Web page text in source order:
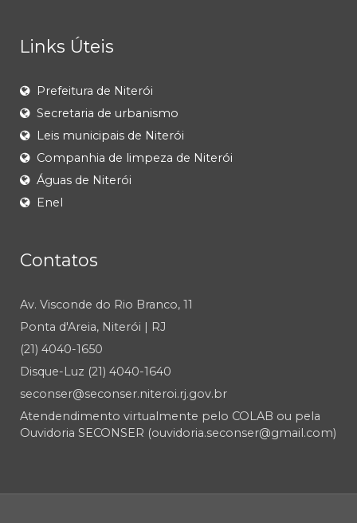
Links Úteis
Prefeitura de Niterói
Secretaria de urbanismo
Leis municipais de Niterói
Companhia de limpeza de Niterói
Águas de Niterói
Enel
Contatos
Av. Visconde do Rio Branco, 11
Ponta d'Areia, Niterói | RJ
(21) 4040-1650
Disque-Luz (21) 4040-1640
seconser@seconser.niteroi.rj.gov.br
Atendendimento virtualmente pelo COLAB ou pela
Ouvidoria SECONSER (ouvidoria.seconser@gmail.com)